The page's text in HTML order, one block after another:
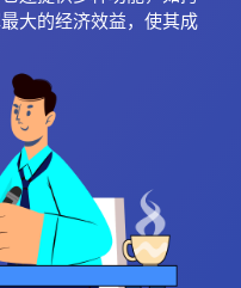
大的经济效益，使其成